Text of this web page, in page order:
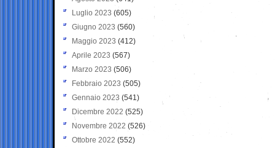
Luglio 2023 (605)
Giugno 2023 (560)
Maggio 2023 (412)
Aprile 2023 (567)
Marzo 2023 (506)
Febbraio 2023 (505)
Gennaio 2023 (541)
Dicembre 2022 (525)
Novembre 2022 (526)
Ottobre 2022 (552)